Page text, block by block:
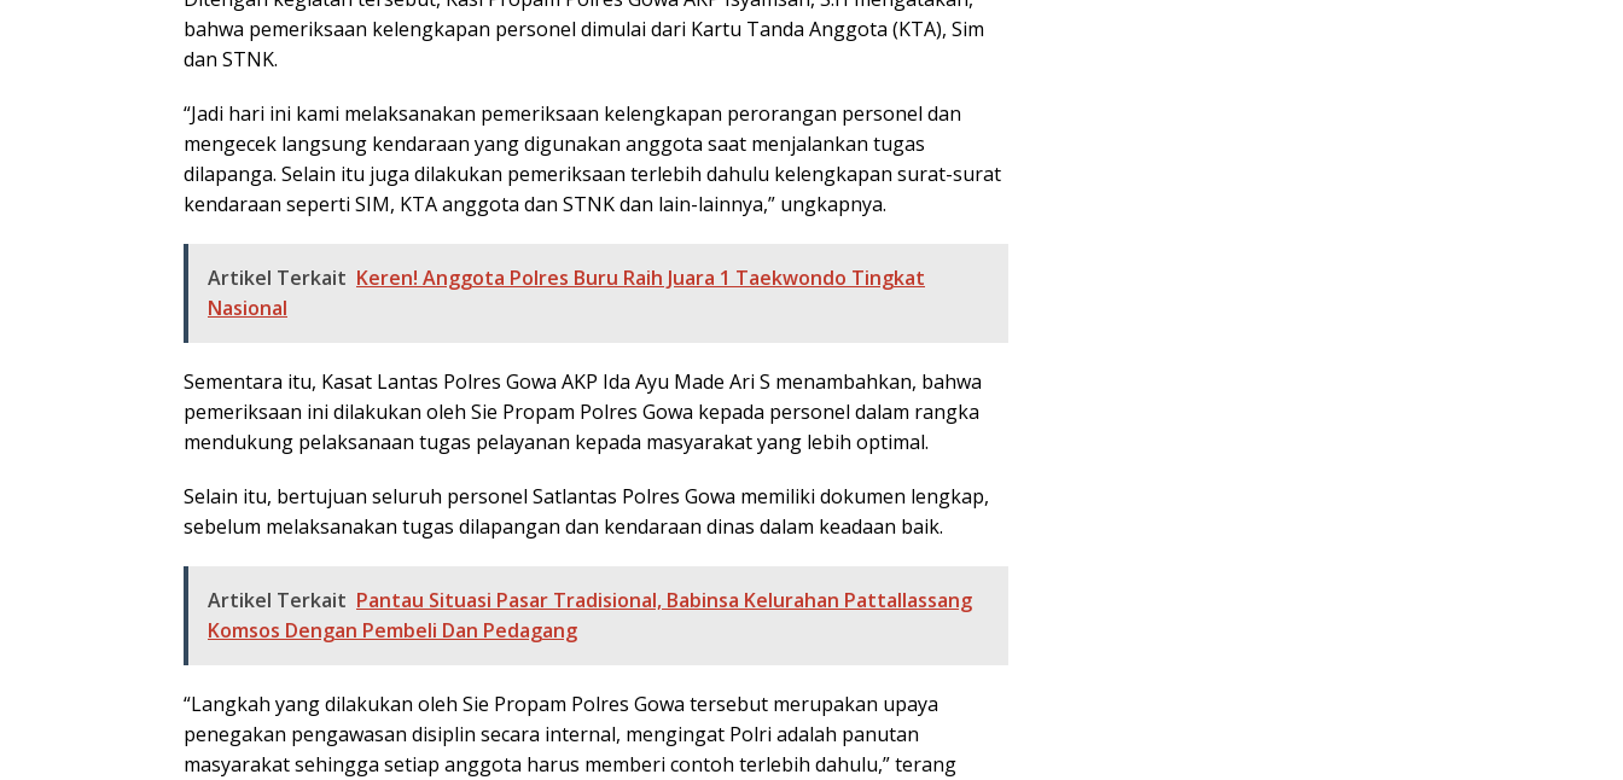
bahwa pemeriksaan kelengkapan personel dimulai dari Kartu Tanda Anggota (KTA), Sim
dan STNK.
“Jadi hari ini kami melaksanakan pemeriksaan kelengkapan perorangan personel dan
mengecek langsung kendaraan yang digunakan anggota saat menjalankan tugas
dilapanga. Selain itu juga dilakukan pemeriksaan terlebih dahulu kelengkapan surat-surat
kendaraan seperti SIM, KTA anggota dan STNK dan lain-lainnya,” ungkapnya.
Artikel Terkait Keren! Anggota Polres Buru Raih Juara 1 Taekwondo Tingkat
Nasional
Sementara itu, Kasat Lantas Polres Gowa AKP Ida Ayu Made Ari S menambahkan, bahwa
pemeriksaan ini dilakukan oleh Sie Propam Polres Gowa kepada personel dalam rangka
mendukung pelaksanaan tugas pelayanan kepada masyarakat yang lebih optimal.
Selain itu, bertujuan seluruh personel Satlantas Polres Gowa memiliki dokumen lengkap,
sebelum melaksanakan tugas dilapangan dan kendaraan dinas dalam keadaan baik.
Artikel Terkait Pantau Situasi Pasar Tradisional, Babinsa Kelurahan Pattallassang
Komsos Dengan Pembeli Dan Pedagang
“Langkah yang dilakukan oleh Sie Propam Polres Gowa tersebut merupakan upaya
penegakan pengawasan disiplin secara internal, mengingat Polri adalah panutan
masyarakat sehingga setiap anggota harus memberi contoh terlebih dahulu,” terang